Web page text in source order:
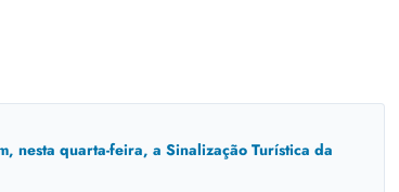
nesta quarta-feira, a Sinalização Turística da